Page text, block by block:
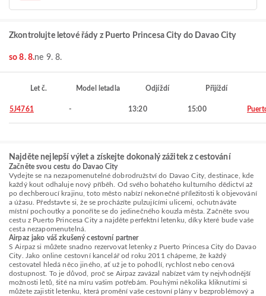
Zkontrolujte letové řády z Puerto Princesa City do Davao City
so 8. 8.ne 9. 8.
Let č. Model letadla Odjíždí Přijíždí
5J4761 - 13:20 15:00
Najděte nejlepší výlet a získejte dokonalý zážitek z cestování
Začněte svou cestu do Davao City
Vydejte se na nezapomenutelné dobrodružství do Davao City, destinace, kde
každý kout odhaluje nový příběh. Od svého bohatého kulturního dědictví až
po dechberoucí krajinu, toto město nabízí nekonečné příležitosti k objevování
a úžasu. Představte si, že se procházíte pulzujícími ulicemi, ochutnáváte
místní pochoutky a ponoříte se do jedinečného kouzla města. Začněte svou
cestu z Puerto Princesa City a najděte perfektní letenku, díky které bude vaše
cesta nezapomenutelná.
Airpaz jako váš zkušený cestovní partner
S Airpaz si můžete snadno rezervovat letenky z Puerto Princesa City do Davao
City. Jako online cestovní kancelář od roku 2011 chápeme, že každý
cestovatel hledá něco jiného, ať už je to pohodlí, rychlost nebo cenová
dostupnost. To je důvod, proč se Airpaz zavázal nabízet vám ty nejvhodnější
možnosti letů, šité na míru vašim potřebám. Pouhými několika kliknutími si
můžete zajistit letenku, která promění vaše cestovní plány v bezproblémový a